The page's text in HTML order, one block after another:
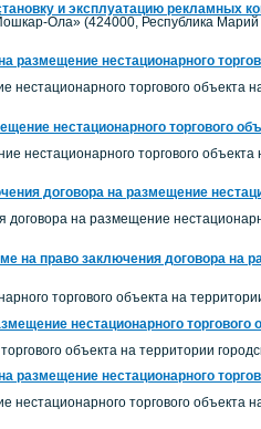
и эксплуатацию рекламных
Ола» (424000, Республика
нестационарного
торгового объекта
нестационарного торгового
торгового объекта
договора на размещение
на размещение
на право заключения договора на
торгового объекта на
нестационарного торгового
объекта на территории
нестационарного
торгового объекта